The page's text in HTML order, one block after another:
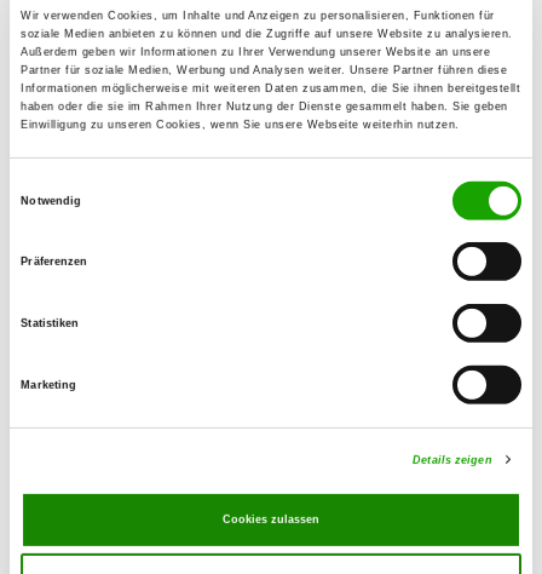
Wir verwenden Cookies, um Inhalte und Anzeigen zu personalisieren, Funktionen für
soziale Medien anbieten zu können und die Zugriffe auf unsere Website zu analysieren.
Außerdem geben wir Informationen zu Ihrer Verwendung unserer Website an unsere
Partner für soziale Medien, Werbung und Analysen weiter. Unsere Partner führen diese
Informationen möglicherweise mit weiteren Daten zusammen, die Sie ihnen bereitgestellt
haben oder die sie im Rahmen Ihrer Nutzung der Dienste gesammelt haben. Sie geben
Einwilligung zu unseren Cookies, wenn Sie unsere Webseite weiterhin nutzen.
Notwendig
Präferenzen
Statistiken
Marketing
Details zeigen
Cookies zulassen
55758 Kempfeld
OG - Lutzerath e.V.
Auf dem Tonhügel 1
Details
Auf Zimmert
54426 Thiergarten
OG - Wittlich Bez. Trier
Details
54516 Wittlich